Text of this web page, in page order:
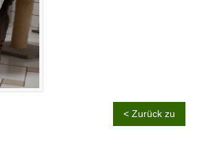
< Zurück zu